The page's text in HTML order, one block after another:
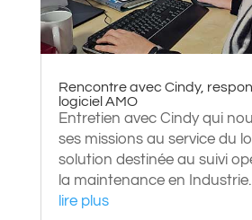
Rencontre avec Cindy,
logiciel AMO
Entretien avec Cindy qui
ses missions au service du
solution destinée au suivi
la maintenance en Industrie.
lire plus